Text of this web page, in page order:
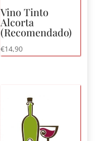
Vino Tinto
Alcorta
(Recomendado)
€14,90